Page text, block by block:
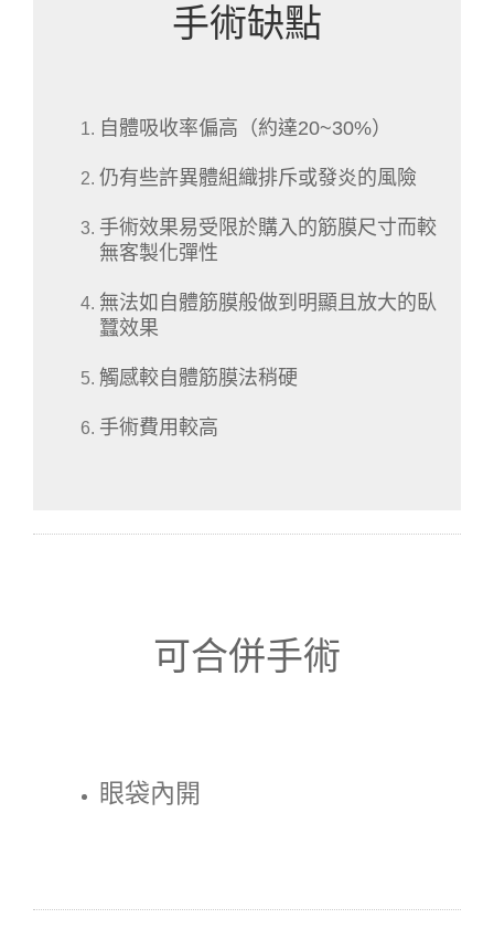
手術缺點
自體吸收率偏高（約達20~30%）
仍有些許異體組織排斥或發炎的風險
手術效果易受限於購入的筋膜尺寸而較
無客製化彈性
無法如自體筋膜般做到明顯且放大的臥
蠶效果
觸感較自體筋膜法稍硬
手術費用較高
可合併手術
眼袋內開